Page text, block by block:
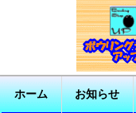
ホーム お知らせ